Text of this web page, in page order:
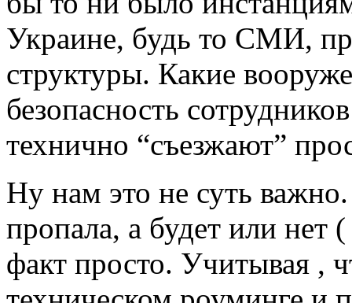
Украине, будь то СМИ,
структуры. Какие
безопасность
технично “съезжают”
Ну нам это не суть
пропала, а будет или нет
факт просто. Учитывая ,